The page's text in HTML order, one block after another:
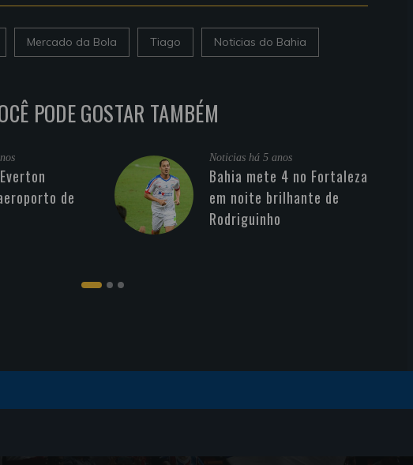
Mercado da Bola Tiago Noticias do Bahia
PODE GOSTAR TAMBÉM
de
Noticias há 5 anos
Bahia mete 4 no Fortaleza
em noite brilhante de
Rodriguinho